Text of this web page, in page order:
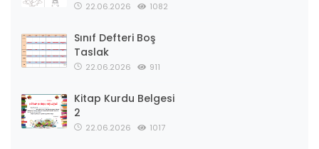
22.06.2026 1082
Sınıf Defteri Boş
Taslak
22.06.2026 911
Kitap Kurdu Belgesi
2
22.06.2026 1017